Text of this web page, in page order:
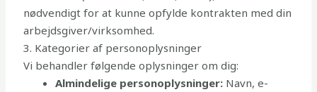
nødvendigt for at kunne opfylde kontrakten med din
arbejdsgiver/virksomhed.
3. Kategorier af personoplysninger
Vi behandler følgende oplysninger om dig:
Almindelige personoplysninger: Navn, e-